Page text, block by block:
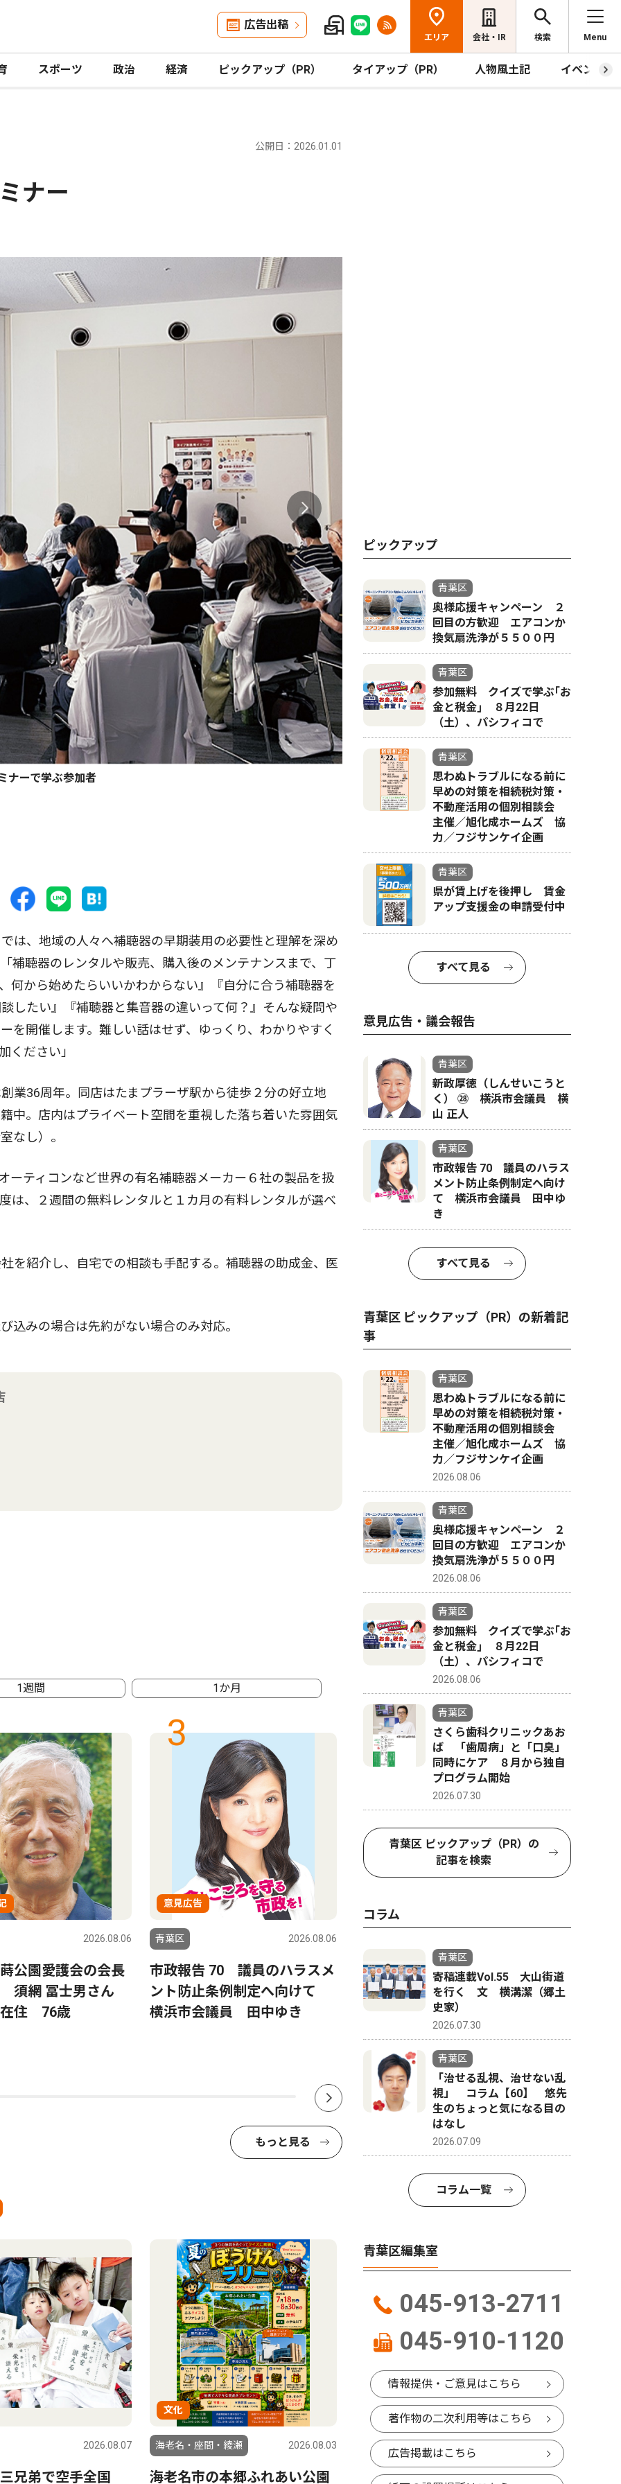
広告出稿
エリア 会社・IR 検索 Menu
スポーツ 政治 経済 ピックアップ（PR） タイアップ（PR） 人物風土記 イベント
公開日：2026.01.01
ナー
ナーで学ぶ参加者
、地域の人々へ補聴器の早期装用の必要性と理解を深め
補聴器のレンタルや販売、購入後のメンテナンスまで、丁
何から始めたらいいかわからない』『自分に合う補聴器を
したい』『補聴器と集音器の違いって何？』そんな疑問や
を開催します。難しい話はせず、ゆっくり、わかりやすく
ください」
36周年。同店はたまプラーザ駅から徒歩２分の好立地
中。店内はプライベート空間を重視した落ち着いた雰囲気
なし）。
ティコンなど世界の有名補聴器メーカー６社の製品を扱
は、２週間の無料レンタルと１カ月の有料レンタルが選べ
紹介し、自宅での相談も手配する。補聴器の助成金、医
みの場合は先約がない場合のみ対応。
1週間 1か月
2026.08.06
公園愛護会の会長
須網 冨士男さん
在住 76歳
3
意見広告
青葉区 2026.08.06
市政報告 70 議員のハラスメ
ント防止条例制定へ向けて
横浜市会議員 田中ゆき
4
山中市長、パワハラ認定受け
告発職員に直接謝罪 「初め
て人権の意味を理解できた」
奥様応
目の方
もっと見る
2026.08.07
兄弟で空手全国
文化
海老名・座間・綾瀬 2026.08.03
海老名市の本郷ふれあい公園
ピックアップ
青葉区
奥様応援キャンペーン ２
回目の方歓迎 エアコンか
換気扇洗浄が５５００円
青葉区
参加無料 クイズで学ぶ｢お
金と税金｣ ８月22日
（土）、パシフィコで
青葉区
思わぬトラブルになる前に
早めの対策を相続税対策・
不動産活用の個別相談会
主催／旭化成ホームズ 協
力／フジサンケイ企画
青葉区
県が賃上げを後押し 賃金
アップ支援金の申請受付中
すべて見る
意見広告・議会報告
青葉区
新政厚徳（しんせいこうと
く） ㉘ 横浜市会議員 横
山 正人
青葉区
市政報告 70 議員のハラス
メント防止条例制定へ向け
て 横浜市会議員 田中ゆ
き
すべて見る
青葉区 ピックアップ（PR）の新着記
事
青葉区
思わぬトラブルになる前に
早めの対策を相続税対策・
不動産活用の個別相談会
主催／旭化成ホームズ 協
力／フジサンケイ企画
2026.08.06
青葉区
奥様応援キャンペーン ２
回目の方歓迎 エアコンか
換気扇洗浄が５５００円
2026.08.06
青葉区
参加無料 クイズで学ぶ｢お
金と税金｣ ８月22日
（土）、パシフィコで
2026.08.06
青葉区
さくら歯科クリニックあお
ば 「歯周病」と「口臭」
同時にケア ８月から独自
プログラム開始
2026.07.30
青葉区 ピックアップ（PR）の
記事を検索
コラム
青葉区
寄稿連載Vol.55 大山街道
を行く 文 横溝潔（郷土
史家）
2026.07.30
青葉区
「治せる乱視、治せない乱
視」 コラム【60】 悠先
生のちょっと気になる目の
はなし
2026.07.09
コラム一覧
青葉区編集室
045-913-2711
045-910-1120
情報提供・ご意見はこちら
著作物の二次利用等はこちら
広告掲載はこちら